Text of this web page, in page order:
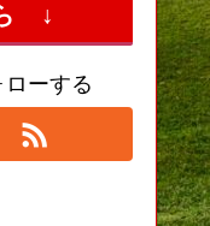
↓
ーする